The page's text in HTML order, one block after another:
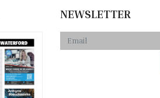
NEWSLETTER